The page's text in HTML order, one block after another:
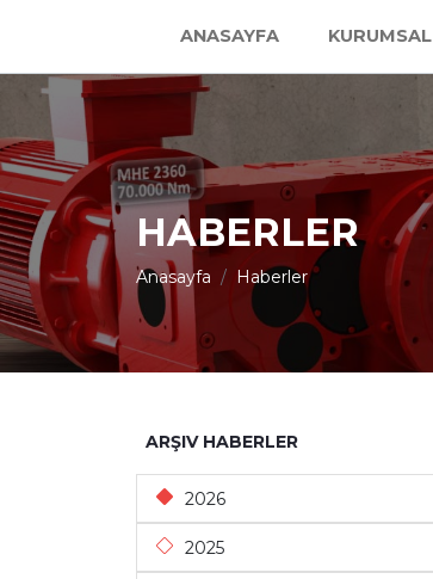
ANASAYFA KURUMSAL
HABERLER
Anasayfa Haberler
ARŞIV HABERLER
2026
2025